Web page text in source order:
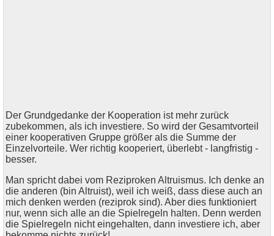
Der Grundgedanke der Kooperation ist mehr zurück
zubekommen, als ich investiere. So wird der Gesamtvorteil
einer kooperativen Gruppe größer als die Summe der
Einzelvorteile. Wer richtig kooperiert, überlebt - langfristig -
besser.
Man spricht dabei vom Reziproken Altruismus. Ich denke an
die anderen (bin Altruist), weil ich weiß, dass diese auch an
mich denken werden (reziprok sind). Aber dies funktioniert
nur, wenn sich alle an die Spielregeln halten. Denn werden
die Spielregeln nicht eingehalten, dann investiere ich, aber